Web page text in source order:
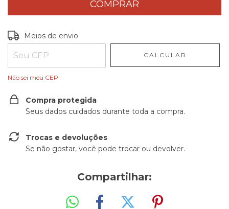
Entregas para o CEP:
Meios de envio
CALCULAR
Não sei meu CEP
Compra protegida
Seus dados cuidados durante toda a compra.
Trocas e devoluções
Se não gostar, você pode trocar ou devolver.
Compartilhar: